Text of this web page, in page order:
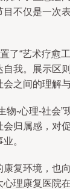
不仅是一
了“艺术疗
我。展示
间的理解
-心理-社
归属感，
。
复环境，
理康复医